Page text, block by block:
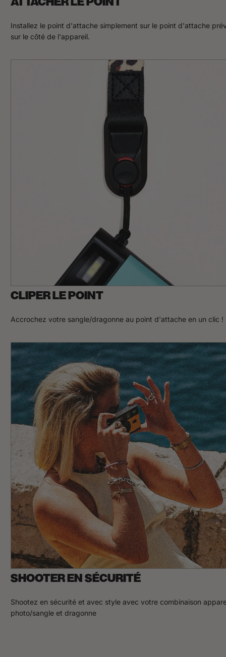
ATTACHER LE POINT
Installez le point d'attache simplement sur le point d'attache
sur le côté de l'appareil.
CLIPER LE POINT
Accrochez votre sangle/dragonne au point d'attache en un clic !
SHOOTER EN SÉCURITÉ
Shootez en sécurité et avec style avec votre combinaison
photo/sangle et dragonne